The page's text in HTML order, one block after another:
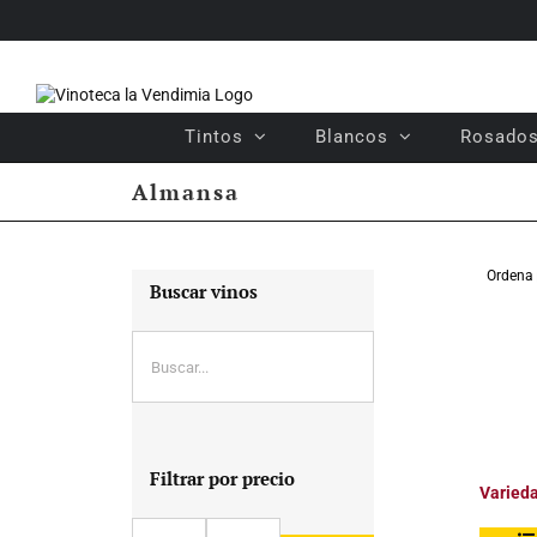
Tintos Blancos Rosados
Almansa
Buscar vinos
Filtrar por precio